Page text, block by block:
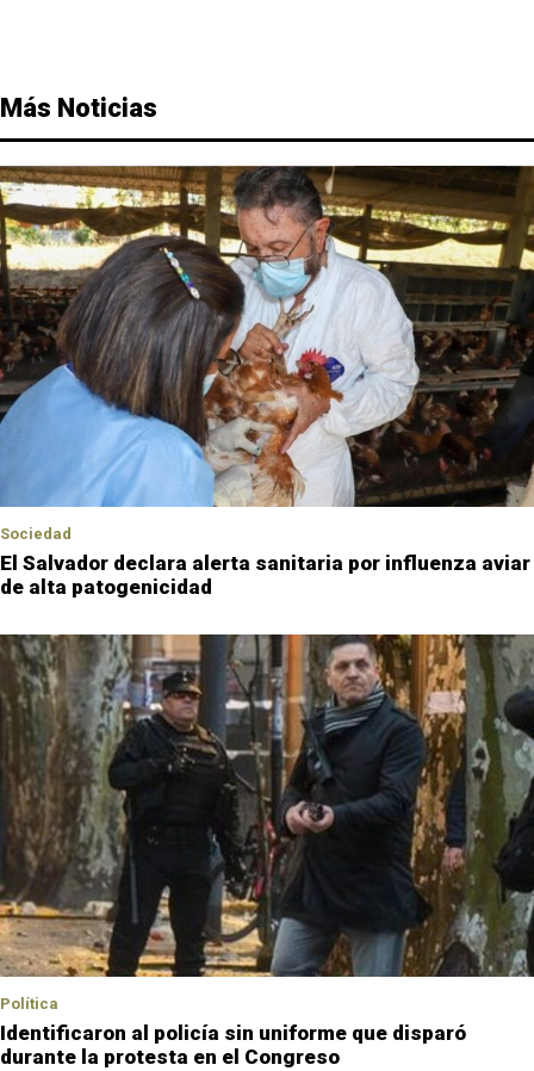
Más Noticias
Sociedad
El Salvador declara alerta sanitaria por influenza aviar
de alta patogenicidad
Política
Identificaron al policía sin uniforme que disparó
durante la protesta en el Congreso